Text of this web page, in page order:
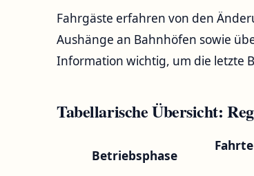
Fahrgäste erfahren von den
Aushänge an Bahnhöfen sowie
Information wichtig, um die letzte
Tabellarische Übersicht:
Betriebsphase